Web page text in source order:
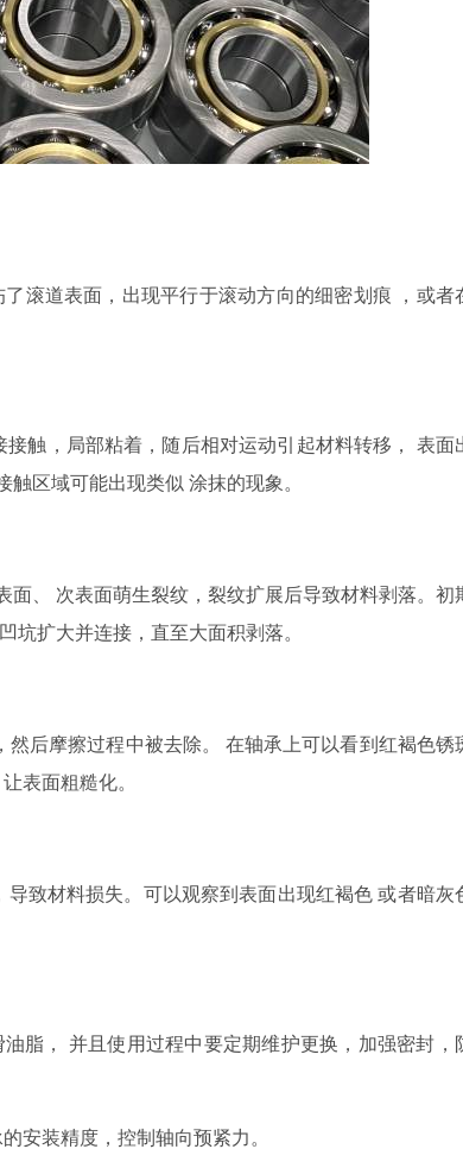
了滚道表面 ， 出现平行于滚动方向的细密划痕 ，或者
接触，局部粘着，随后相对运动引起材料转移 ，
表面
触区域可能出现类似 涂抹的现象。
面 次表面萌生裂纹，裂纹扩展后导致材料剥落。初
凹坑扩大并连接， 直至大面积剥落。
然后摩擦过程中被去除。 在轴承上可以看到 红褐色锈
让表面粗糙化。
导致材料损失。 可以观察到表面出现红褐色 或者暗灰
脂， 并且使用过程中要定期维护更换，加强密封 ，
的安装精度，控制轴向预紧力。